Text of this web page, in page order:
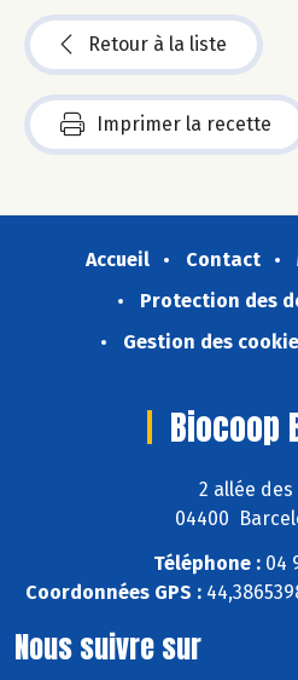
Retour à la liste
Imprimer la recette
Accueil Contact
Protection des
Gestion des
Biocoop
2 allée des
04400
Téléphone : 04
Coordonnées GPS :
Nous suivre sur